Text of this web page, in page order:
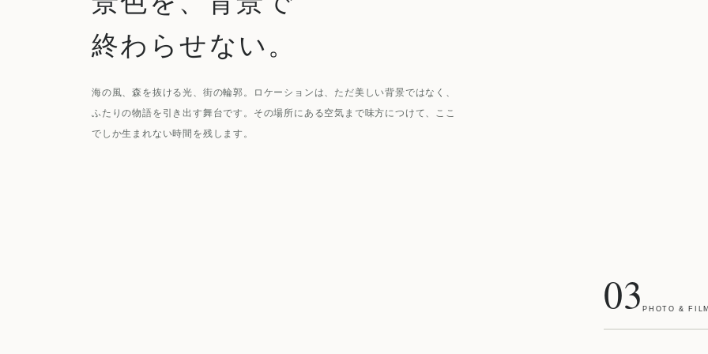
終わらせない。
海の風、森を抜ける光、街の輪郭。ロケーションは、ただ美しい背景ではなく、
ふたりの物語を引き出す舞台です。その場所にある空気まで味方につけて、ここ
でしか生まれない時間を残します。
03PHOTO &